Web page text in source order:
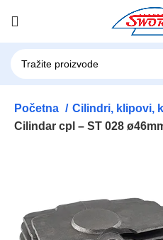
Početna Cilindri, klipovi,
Cilindar cpl – ST 028